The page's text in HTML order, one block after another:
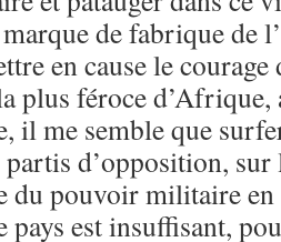
de fabrique de
en cause le courage
plus féroce d’Afrique,
il me semble que
d’opposition,
du pouvoir militaire en
pays est insuffisant,